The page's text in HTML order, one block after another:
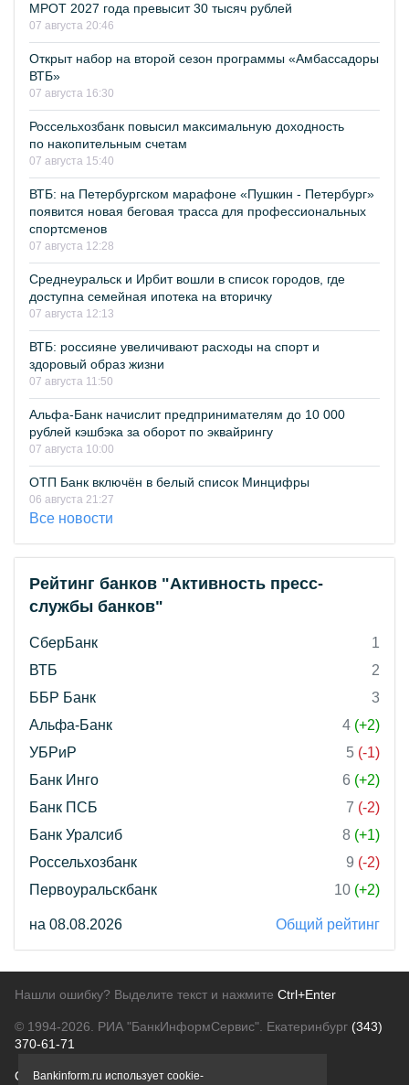
МРОТ 2027 года превысит 30 тысяч рублей
07 августа 20:46
Открыт набор на второй сезон программы «Амбассадоры
ВТБ»
07 августа 16:30
Россельхозбанк повысил максимальную доходность
по накопительным счетам
07 августа 15:40
ВТБ: на Петербургском марафоне «Пушкин - Петербург»
появится новая беговая трасса для профессиональных
спортсменов
07 августа 12:28
Среднеуральск и Ирбит вошли в список городов, где
доступна семейная ипотека на вторичку
07 августа 12:13
ВТБ: россияне увеличивают расходы на спорт и
здоровый образ жизни
07 августа 11:50
Альфа-Банк начислит предпринимателям до 10 000
рублей кэшбэка за оборот по эквайрингу
07 августа 10:00
ОТП Банк включён в белый список Минцифры
06 августа 21:27
Все новости
Рейтинг банков "Активность пресс-
службы банков"
СберБанк
1
ВТБ
2
ББР Банк
3
Альфа-Банк
4 (+2)
УБРиР
5 (-1)
Банк Инго
6 (+2)
Банк ПСБ
7 (-2)
Банк Уралсиб
8 (+1)
Россельхозбанк
9 (-2)
Первоуральскбанк
10 (+2)
на 08.08.2026 Общий рейтинг
Нашли ошибку? Выделите текст и нажмите Ctrl+Enter
© 1994-2026. РИА "БанкИнформСервис". Екатеринбург (343)
370-61-71
О проектеПолитика конфиденциальности
Bankinform.ru использует cookie-